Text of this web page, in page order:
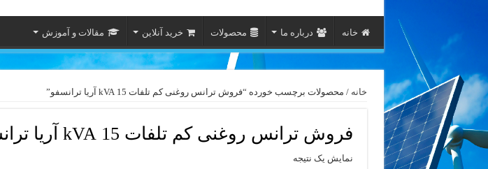
خانه درباره ما محصولات خرید آنلاین مقالات و آموزش
خانه / محصولات برچسب خورده “فروش ترانس روغنی کم تلفات 15 kVA آریا ترانسفو”
فروش ترانس روغنی کم تلفات 15 kVA آریا ترانسفو
نمایش یک نتیجه